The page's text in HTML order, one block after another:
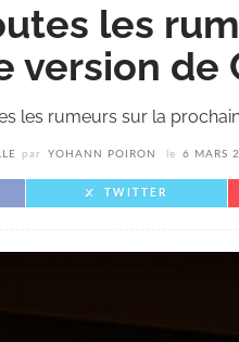
les
version de
les rumeurs sur la
par YOHANN POIRON le 6 MARS
TWITTER